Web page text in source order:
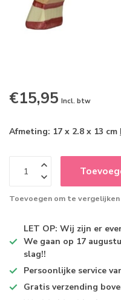
€15,95 Incl. btw
Afmeting: 17 x 2.8 x 13 cm
Toevoegen om te vergelijken
LET OP: Wij zijn er
We gaan op 17
slag!!
Persoonlijke service
Gratis verzending